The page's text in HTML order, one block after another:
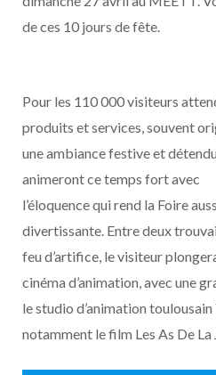
de ces 10 jours de fête.
Pour les 110 000 visiteurs
produits et services, souvent
une ambiance festive et
animeront ce temps fort avec
l’éloquence qui rend la Foire
divertissante. Entre deux
feu d’artifice, le visiteur
cinéma d’animation, avec une
le studio d’animation toulousain
notamment le film Les As De La